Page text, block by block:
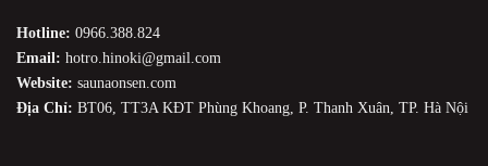
Hotline: 0966.388.824
Email: hotro.hinoki@gmail.com
Website: saunaonsen.com
Địa Chỉ: BT06, TT3A KĐT Phùng Khoang, P. Thanh Xuân, TP. Hà Nội